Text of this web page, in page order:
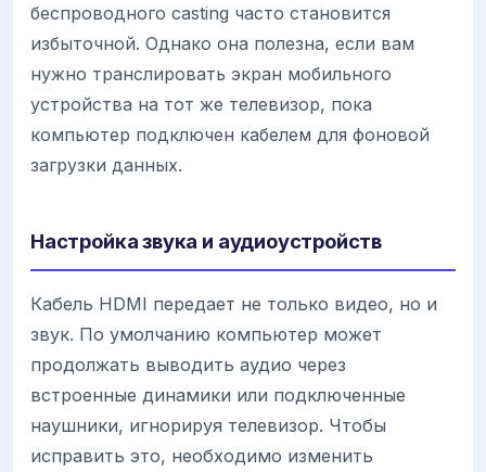
беспроводного casting часто становится
избыточной. Однако она полезна, если вам
нужно транслировать экран мобильного
устройства на тот же телевизор, пока
компьютер подключен кабелем для фоновой
загрузки данных.
Настройка звука и аудиоустройств
Кабель HDMI передает не только видео, но и
звук. По умолчанию компьютер может
продолжать выводить аудио через
встроенные динамики или подключенные
наушники, игнорируя телевизор. Чтобы
исправить это, необходимо изменить